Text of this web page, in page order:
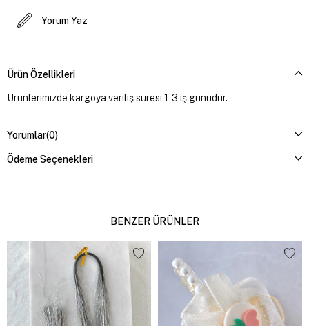
Yorum Yaz
Ürün Özellikleri
Ürünlerimizde kargoya veriliş süresi 1-3 iş günüdür.
Yorumlar(0)
Ödeme Seçenekleri
BENZER ÜRÜNLER